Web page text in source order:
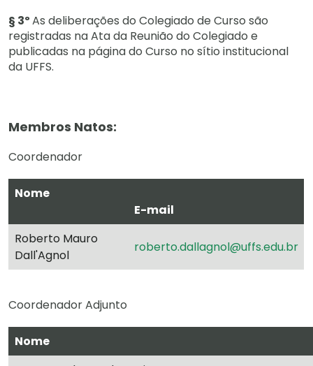
§ 3ºAs deliberações do Colegiado de Curso são
registradas na Ata da Reunião do Colegiado e
publicadas na página do Curso no sítio institucional
da UFFS.
Membros Natos:
Coordenador
Nome
E-mail
Roberto Mauro
Dall'Agnol
roberto.dallagnol@uffs.edu.br
Coordenador Adjunto
Nome